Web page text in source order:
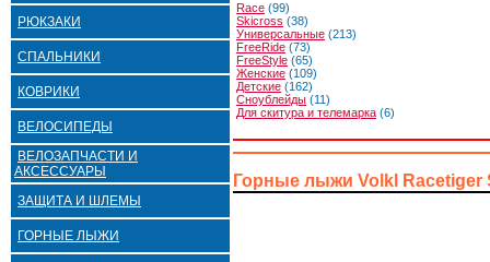
РЮКЗАКИ
СПАЛЬНИКИ
КОВРИКИ
ВЕЛОСИПЕДЫ
ВЕЛОЗАПЧАСТИ И
АКСЕССУАРЫ
ЗАЩИТА И ШЛЕМЫ
ГОРНЫЕ ЛЫЖИ
Race (99)
Skicross (38)
Универсальные (213)
FreeRide (73)
FreeStyle (65)
Женские (109)
Детские (162)
Сноублейды (11)
Для скитура и телемарка (6)
Горные лыжи Volkl Racetiger